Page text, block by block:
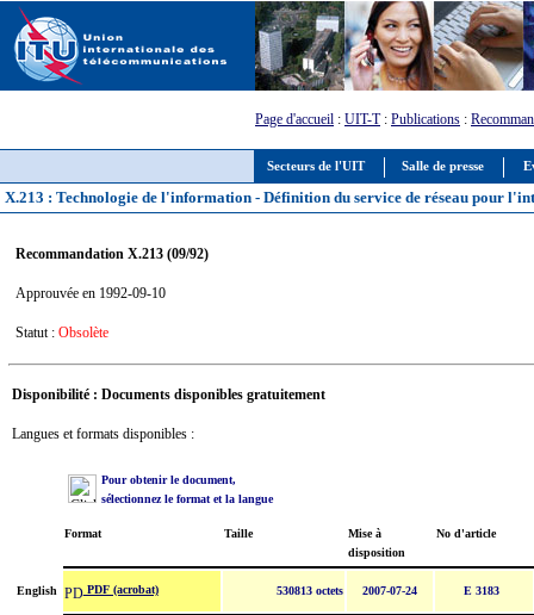
Secteurs de l'UIT Salle de presse
Page d'accueil : UIT-T: Publications :
X.213 : Technologie de l'information - Définition du service de réseau pour
Recommandation X.213 (09/92)
Approuvée en 1992-09-10
Statut : Obsolète
Disponibilité : Documents disponibles gratuitement
Langues et formats disponibles :
Pour obtenir le document,
sélectionnez le format et la langue
Format Taille
Mise à
disposition
No d'article
English PDF (acrobat) 530813 octets 2007-07-24 E 3183